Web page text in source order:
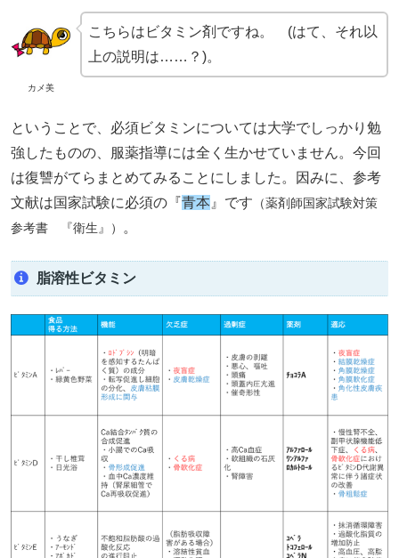
カメ美
こちらはビタミン剤ですね。 (はて、それ以
上の説明は……？)。
ということで、必須ビタミンについては大学でしっかり勉
強したものの、服薬指導には全く生かせていません。今回
は復讐がてらまとめてみることにしました。因みに、参考
文献は国家試験に必須の『 青本』です （薬剤師国家試験対策
参考書 『衛生』） 。
脂溶性ビタミン